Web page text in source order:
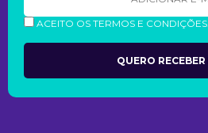
ACEITO OS TERMOS E CONDIÇÕES.